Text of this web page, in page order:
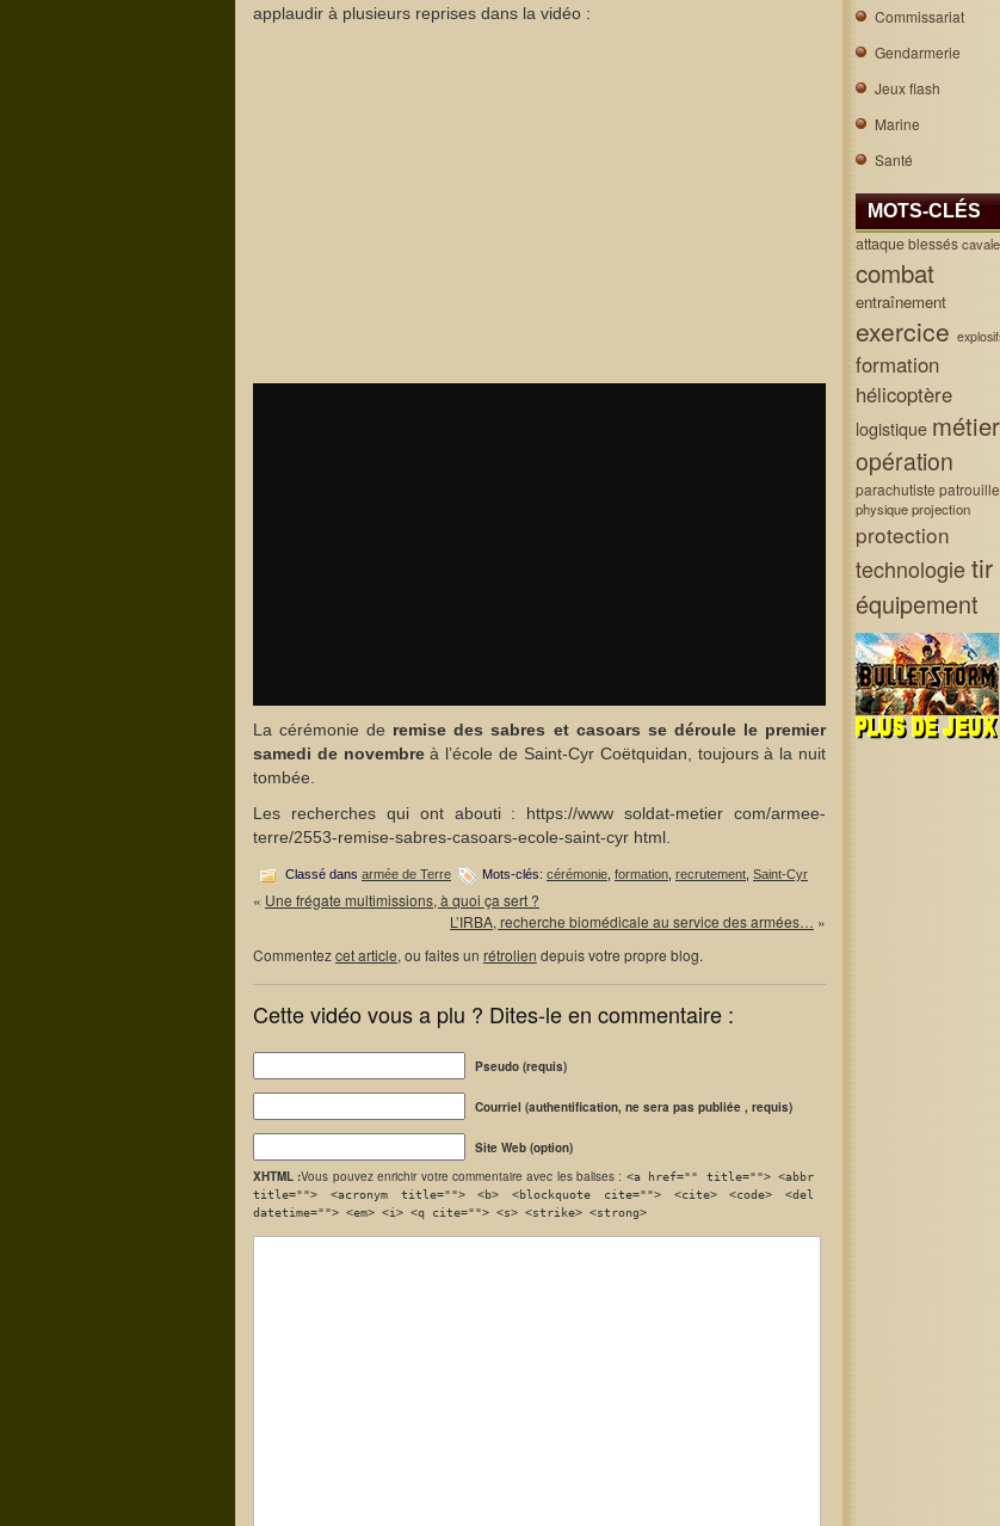
applaudir à plusieurs reprises dans la vidéo :
La cérémonie de remise des sabres et casoars se déroule le premier
samedi de novembreà l’école de Saint-Cyr Coëtquidan, toujours à la nuit
tombée.
Les recherches qui ont abouti : https://www soldat-metier com/armee-
terre/2553-remise-sabres-casoars-ecole-saint-cyr html
Classé dans armée de Terre Mots-clés: cérémonie formation recrutement Saint-Cyr
« Une frégate multimissions, à quoi ça sert ?
L’IRBA, recherche biomédicale au service des armées… »
Commentezcet article, ou faites un rétrolien depuis votre propre blog.
Cette vidéo vous a plu ? Dites-le en commentaire :
Pseudo (requis)
Courriel (authentification, ne sera pas publiée , requis)
Site Web (option)
XHTML :Vous pouvez enrichir votre commentaire avec les balises : <a href="" title=""> <abbr
title=""> <acronym title=""> <b> <blockquote cite=""> <cite> <code> <del
datetime=""> <em> <i> <q cite=""> <s> <strike> <strong>
Commissariat
Gendarmerie
Jeux flash
Marine
Santé
MOTS-CLÉS
attaqueblessés
combat
entraînement
exercice
formation
hélicoptère
logistique métier
opération
parachutiste patrouille
physiqueprojection
protection
technologietir
équipement